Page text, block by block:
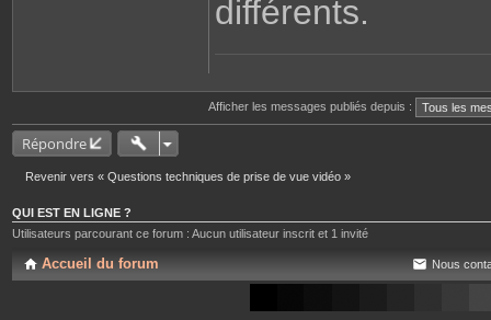
différents.
Afficher les messages publiés depuis :
Répondre
Revenir vers « Questions techniques de prise de vue vidéo »
QUI EST EN LIGNE ?
Utilisateurs parcourant ce forum : Aucun utilisateur inscrit et 1 invité
Accueil du forum Nous